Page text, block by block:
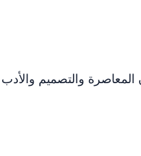
والتصميم والأدب